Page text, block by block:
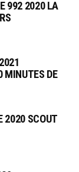
992 2020 LA
MINUTES DE
2020 SCOUT